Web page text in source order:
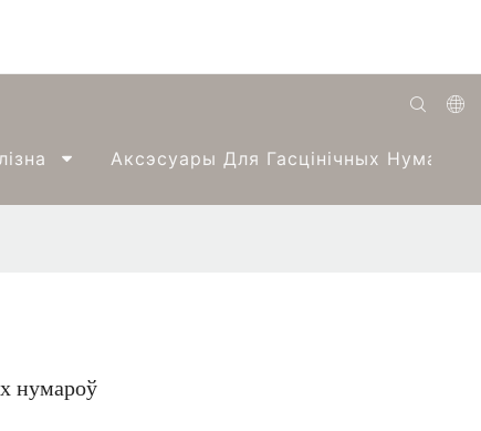
Аксэсуары Для Гасцінічных Нумароў
нумароў